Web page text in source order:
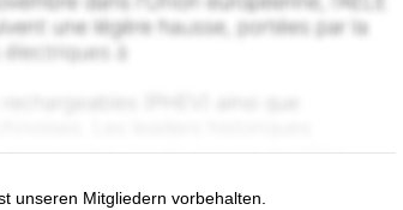
unseren Mitgliedern vorbehalten.